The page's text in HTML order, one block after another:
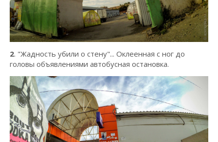
2. "Жадность убили о стену"... Оклеенная с ног до
головы объявлениями автобусная остановка.